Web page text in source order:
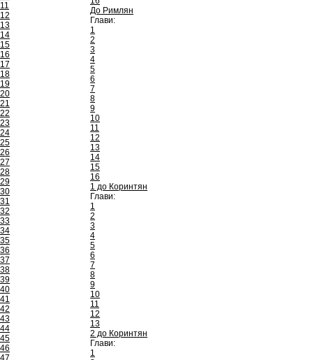
11
12
13
14
15
16
17
18
19
20
21
22
23
24
25
26
27
28
29
30
31
32
33
34
35
36
37
38
39
40
41
42
43
44
45
46
47
До Римлян
Глави:
1
2
3
4
5
6
7
8
9
10
11
12
13
14
15
16
1 до Коринтян
Глави:
1
2
3
4
5
6
7
8
9
10
11
12
13
2 до Коринтян
Глави:
1